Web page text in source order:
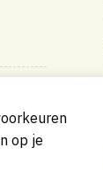
op je